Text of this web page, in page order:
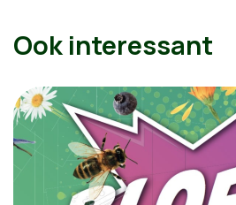
Ook interessant